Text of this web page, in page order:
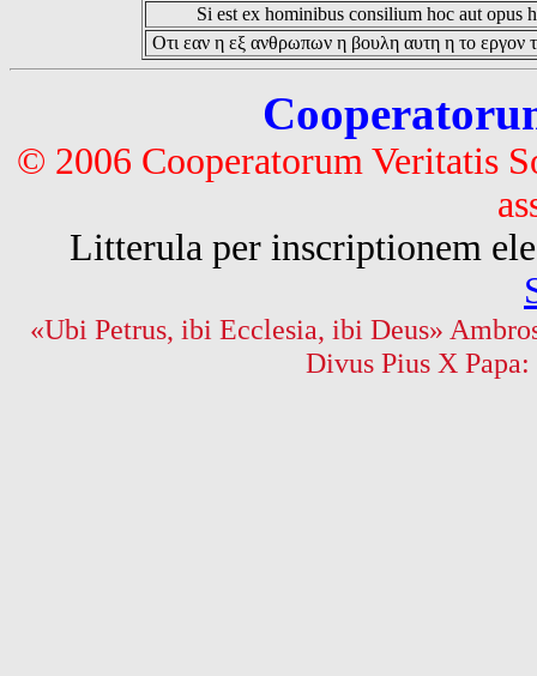
Si est ex hominibus consilium hoc aut opus
Οτι εαν η εξ ανθρωπων η βουλη αυτη η το εργον
© 2006 Cooperatorum Veritatis
Litterula per inscriptionem
«Ubi Petrus, ibi Ecclesia, ibi Deus»
Divus Pius X Papa: